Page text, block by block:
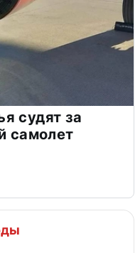
судят за
самолет